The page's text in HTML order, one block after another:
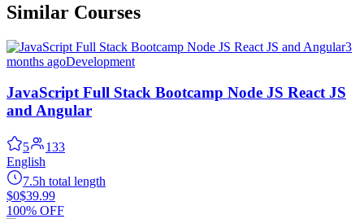
Similar Courses
3
months agoDevelopment
JavaScript Full Stack Bootcamp Node JS React JS
and Angular
5
133
English
7.5h total length
$0$39.99
100% OFF